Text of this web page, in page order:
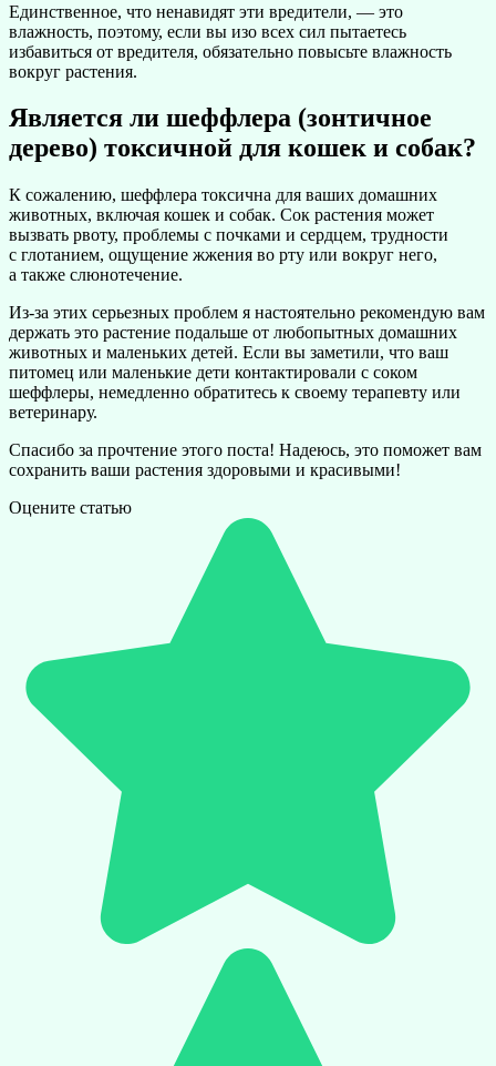
Единственное, что ненавидят эти вредители, — это
влажность, поэтому, если вы изо всех сил пытаетесь
избавиться от вредителя, обязательно повысьте влажность
вокруг растения.
Является ли шеффлера (зонтичное
дерево) токсичной для кошек и собак?
К сожалению, шеффлера токсична для ваших домашних
животных, включая кошек и собак. Сок растения может
вызвать рвоту, проблемы с почками и сердцем, трудности
с глотанием, ощущение жжения во рту или вокруг него,
а также слюнотечение.
Из-за этих серьезных проблем я настоятельно рекомендую вам
держать это растение подальше от любопытных домашних
животных и маленьких детей. Если вы заметили, что ваш
питомец или маленькие дети контактировали с соком
шеффлеры, немедленно обратитесь к своему терапевту или
ветеринару.
Спасибо за прочтение этого поста! Надеюсь, это поможет вам
сохранить ваши растения здоровыми и красивыми!
Оцените статью